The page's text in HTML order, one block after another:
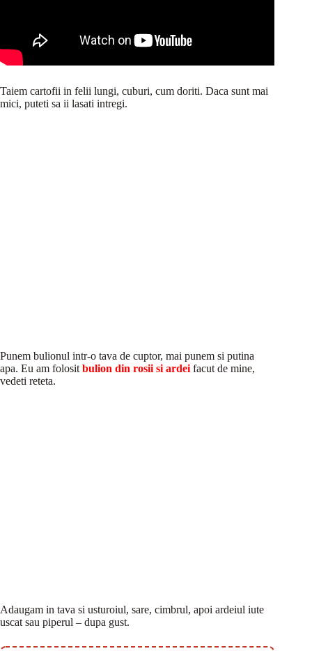
Taiem cartofii in felii lungi, cuburi, cum doriti. Daca sunt mai
mici, puteti sa ii lasati intregi.
Punem bulionul intr-o tava de cuptor, mai punem si putina
apa. Eu am folosit bulion din rosii si ardei facut de mine,
vedeti reteta.
Adaugam in tava si usturoiul, sare, cimbrul, apoi ardeiul iute
uscat sau piperul – dupa gust.